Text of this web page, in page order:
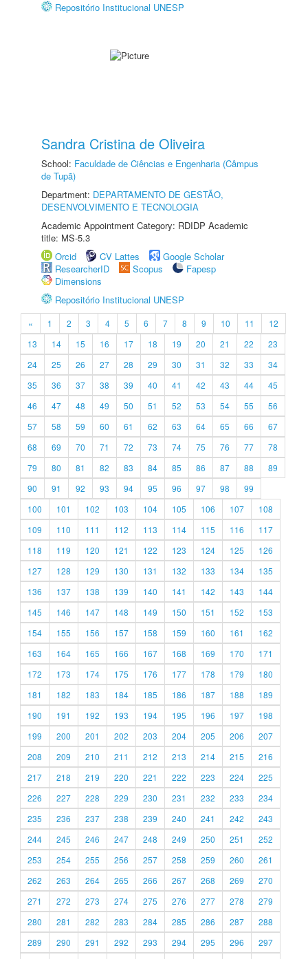
Repositório Institucional UNESP
Sandra Cristina de Oliveira
School: Faculdade de Ciências e Engenharia (Câmpus
de Tupã)
Department: DEPARTAMENTO DE GESTÃO,
DESENVOLVIMENTO E TECNOLOGIA
Academic Appointment Category: RDIDP Academic
title: MS-5.3
Orcid
CV Lattes
Google Scholar
ResearcherID
Scopus
Fapesp
Dimensions
Repositório Institucional UNESP
« 1 2 3 4 5 6 7 8 9 10 11
12
13
14 15 16 17 18 19 20 21 22
23
24
25 26 27 28 29 30 31 32 33
34
35
36 37 38 39 40 41 42 43 44
45
46
47 48 49 50 51 52 53 54 55
56
57
58 59 60 61 62 63 64 65 66
67
68
69 70 71 72 73 74 75 76 77
78
79
80 81 82 83 84 85 86 87 88
89
90
91 92 93 94 95 96 97 98
99
100
101 102 103 104 105 106 107
108
109
110 111 112 113 114 115 116
117
118
119 120 121 122 123 124 125
126
127
128 129 130 131 132 133 134
135
136
137 138 139 140 141 142 143
144
145
146 147 148 149 150 151 152
153
154
155 156 157 158 159 160 161
162
163
164 165 166 167 168 169 170
171
172
173 174 175 176 177 178 179
180
181
182 183 184 185 186 187 188
189
190
191 192 193 194 195 196 197
198
199
200 201 202 203 204 205 206
207
208
209 210 211 212 213 214 215
216
217
218 219 220 221 222 223 224
225
226
227 228 229 230 231 232 233
234
235
236 237 238 239 240 241 242
243
244
245 246 247 248 249 250 251
252
253
254 255 256 257 258 259 260
261
262
263 264 265 266 267 268 269
270
271
272 273 274 275 276 277 278
279
280
281 282 283 284 285 286 287
288
289
290 291 292 293 294 295 296
297